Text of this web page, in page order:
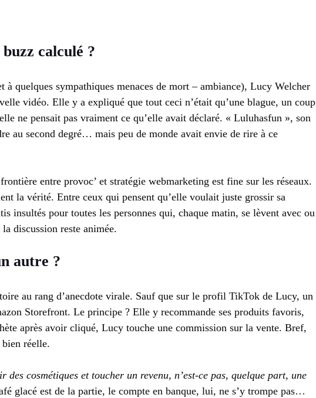
calculé ?
à quelques sympathiques menaces de mort – ambiance), Lucy Welcher
vidéo. Elle y a expliqué que tout ceci n’était qu’une blague, un coup
ne pensait pas vraiment ce qu’elle avait déclaré. « Luluhasfun », son
au second degré… mais peu de monde avait envie de rire à ce
entre provoc’ et stratégie webmarketing est fine sur les réseaux.
la vérité. Entre ceux qui pensent qu’elle voulait juste grossir sa
insultés pour toutes les personnes qui, chaque matin, se lèvent avec ou
discussion reste animée.
autre ?
au rang d’anecdote virale. Sauf que sur le profil TikTok de Lucy, un
Storefront. Le principe ? Elle y recommande ses produits favoris,
après avoir cliqué, Lucy touche une commission sur la vente. Bref,
réelle.
des cosmétiques et toucher un revenu, n’est-ce pas, quelque part, une
glacé est de la partie, le compte en banque, lui, ne s’y trompe pas…